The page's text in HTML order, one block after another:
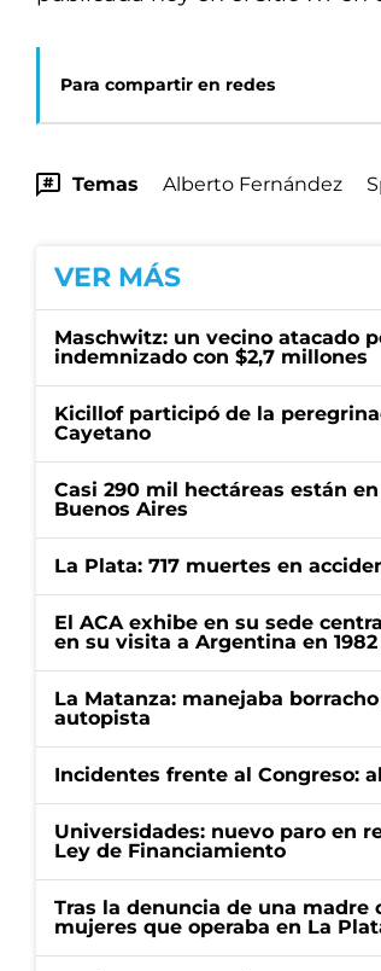
Para compartir en redes
Temas Alberto Fernández
VER MÁS
Maschwitz: un vecino atacado
indemnizado con $2,7 millones
Kicillof participó de la
Cayetano
Casi 290 mil hectáreas están
Buenos Aires
La Plata: 717 muertes en
El ACA exhibe en su sede
en su visita a Argentina en 1982
La Matanza: manejaba
autopista
Incidentes frente al Congreso:
Universidades: nuevo paro en
Ley de Financiamiento
Tras la denuncia de una
mujeres que operaba en La